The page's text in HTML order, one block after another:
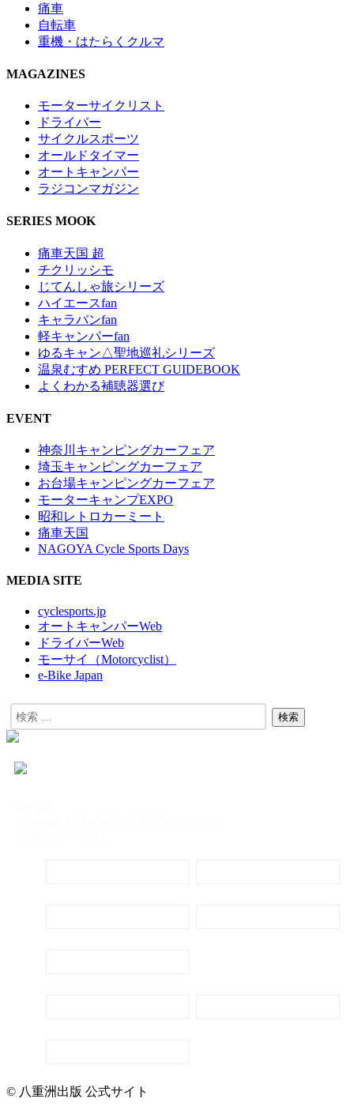
痛車
自転車
重機・はたらくクルマ
MAGAZINES
モーターサイクリスト
ドライバー
サイクルスポーツ
オールドタイマー
オートキャンパー
ラジコンマガジン
SERIES MOOK
痛車天国 超
チクリッシモ
じてんしゃ旅シリーズ
ハイエースfan
キャラバンfan
軽キャンパーfan
ゆるキャン△聖地巡礼シリーズ
温泉むすめ PERFECT GUIDEBOOK
よくわかる補聴器選び
EVENT
神奈川キャンピングカーフェア
埼玉キャンピングカーフェア
お台場キャンピングカーフェア
モーターキャンプEXPO
昭和レトロカーミート
痛車天国
NAGOYA Cycle Sports Days
MEDIA SITE
cyclesports.jp
オートキャンパーWeb
ドライバーWeb
モーサイ（Motorcyclist）
e-Bike Japan
© 八重洲出版 公式サイト